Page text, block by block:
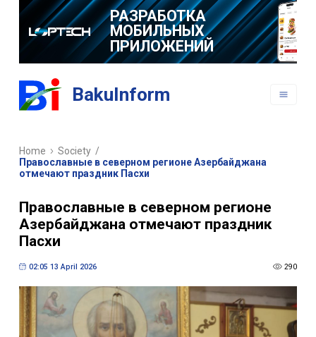
РАЗРАБОТКА
МОБИЛЬНЫХ
ПРИЛОЖЕНИЙ
BakuInform
Home Society /
Православные в северном регионе Азербайджана
отмечают праздник Пасхи
Православные в северном регионе
Азербайджана отмечают праздник
Пасхи
02:05 13 April 2026 290